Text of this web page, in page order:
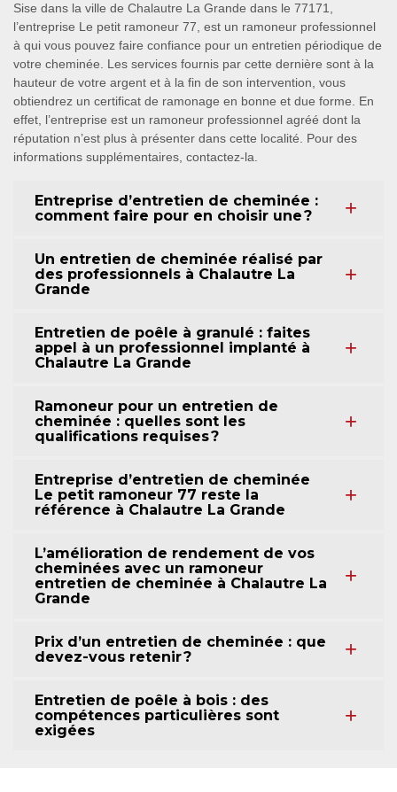
Sise dans la ville de Chalautre La Grande dans le 77171,
l’entreprise Le petit ramoneur 77, est un ramoneur professionnel
à qui vous pouvez faire confiance pour un entretien périodique de
votre cheminée. Les services fournis par cette dernière sont à la
hauteur de votre argent et à la fin de son intervention, vous
obtiendrez un certificat de ramonage en bonne et due forme. En
effet, l’entreprise est un ramoneur professionnel agréé dont la
réputation n’est plus à présenter dans cette localité. Pour des
informations supplémentaires, contactez-la.
Entreprise d’entretien de cheminée :
comment faire pour en choisir une ?
Un entretien de cheminée réalisé par
des professionnels à Chalautre La
Grande
Entretien de poêle à granulé : faites
appel à un professionnel implanté à
Chalautre La Grande
Ramoneur pour un entretien de
cheminée : quelles sont les
qualifications requises ?
Entreprise d’entretien de cheminée
Le petit ramoneur 77 reste la
référence à Chalautre La Grande
L’amélioration de rendement de vos
cheminées avec un ramoneur
entretien de cheminée à Chalautre La
Grande
Prix d’un entretien de cheminée : que
devez-vous retenir ?
Entretien de poêle à bois : des
compétences particulières sont
exigées